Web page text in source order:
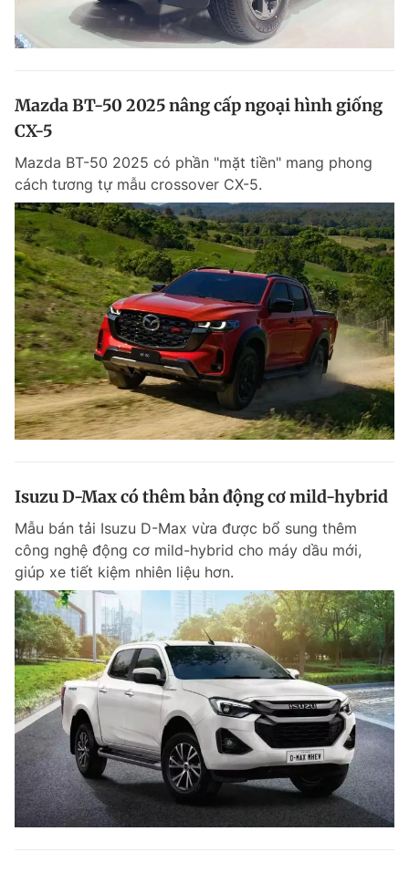
Mazda BT-50 2025 nâng cấp ngoại hình giống
CX-5
Mazda BT-50 2025 có phần "mặt tiền" mang phong
cách tương tự mẫu crossover CX-5.
Isuzu D-Max có thêm bản động cơ mild-hybrid
Mẫu bán tải Isuzu D-Max vừa được bổ sung thêm
công nghệ động cơ mild-hybrid cho máy dầu mới,
giúp xe tiết kiệm nhiên liệu hơn.